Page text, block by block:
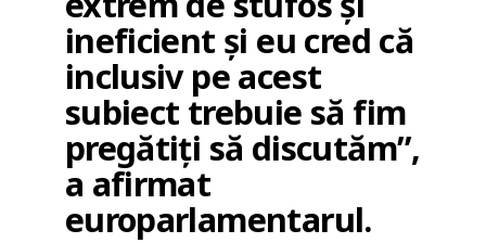
ineficient și eu cred că
inclusiv pe acest
subiect trebuie să fim
pregătiți să discutăm”,
a afirmat
europarlamentarul.